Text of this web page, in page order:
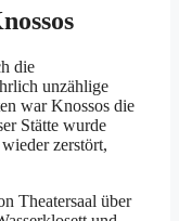
die
unzählige
war Knossos die
Stätte wurde
zerstört,
Theatersaal über